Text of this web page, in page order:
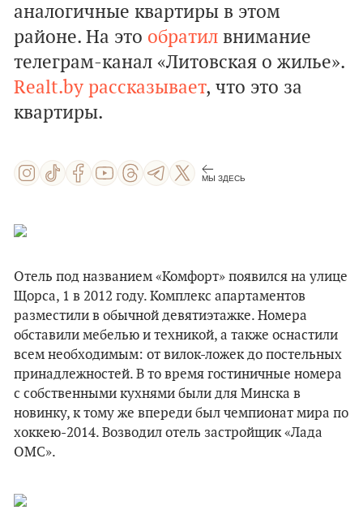
аналогичные квартиры в этом
районе. На это обратил внимание
телеграм-канал «Литовская о жилье».
Realt.by рассказывает, что это за
квартиры.
МЫ ЗДЕСЬ
Отель под названием «Комфорт» появился на улице
Щорса, 1 в 2012 году. Комплекс апартаментов
разместили в обычной девятиэтажке. Номера
обставили мебелью и техникой, а также оснастили
всем необходимым: от вилок-ложек до постельных
принадлежностей. В то время гостиничные номера
с собственными кухнями были для Минска в
новинку, к тому же впереди был чемпионат мира по
хоккею-2014. Возводил отель застройщик «Лада
ОМС».